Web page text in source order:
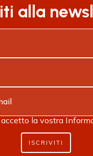
alla
la vostra
ISCRIVITI